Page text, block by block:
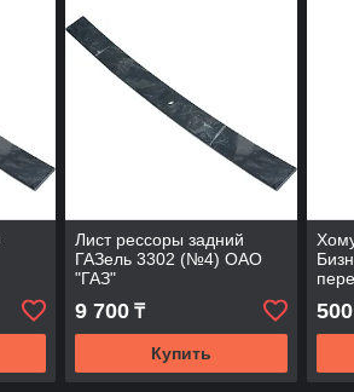
Лист рессоры задний
ГАЗель 3302 (№4) ОАО
"ГАЗ"
9 700₸
Купить
500